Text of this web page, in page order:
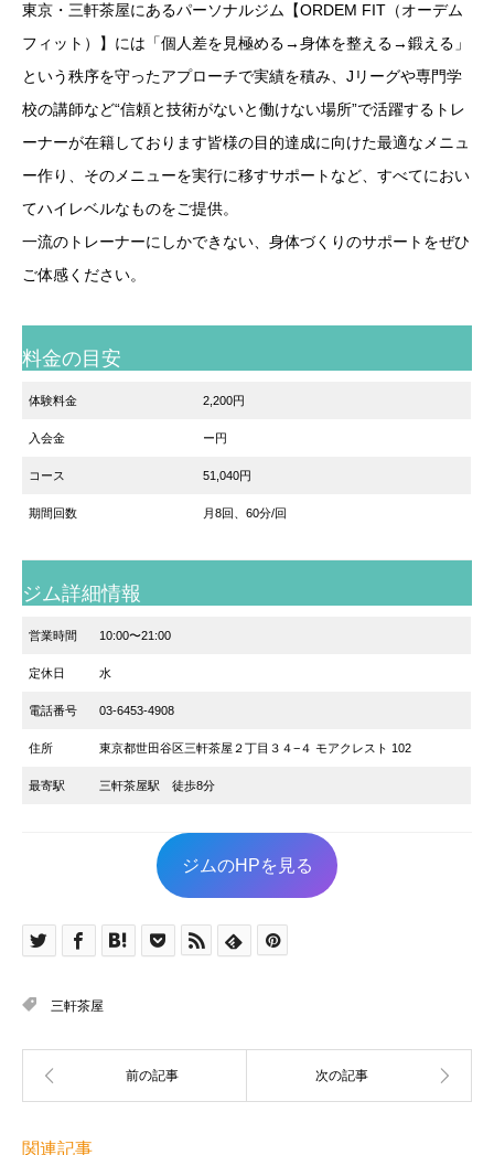
東京・三軒茶屋にあるパーソナルジム【ORDEM FIT（オーデム
フィット）】には「個人差を見極める→身体を整える→鍛える」
という秩序を守ったアプローチで実績を積み、Jリーグや専門学
校の講師など“信頼と技術がないと働けない場所”で活躍するトレ
ーナーが在籍しております皆様の目的達成に向けた最適なメニュ
ー作り、そのメニューを実行に移すサポートなど、すべてにおい
てハイレベルなものをご提供。
一流のトレーナーにしかできない、身体づくりのサポートをぜひ
ご体感ください。
料金の目安
体験料金 2,200円
入会金 ー円
コース 51,040円
期間回数 月8回、60分/回
ジム詳細情報
営業時間 10:00〜21:00
定休日 水
電話番号 03-6453-4908
住所 東京都世田谷区三軒茶屋２丁目３４−４ モアクレスト 102
最寄駅 三軒茶屋駅 徒歩8分
ジムのHPを見る
三軒茶屋
関連記事